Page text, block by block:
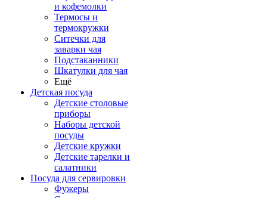
и кофемолки
Термосы и
термокружки
Ситечки для
заварки чая
Подстаканники
Шкатулки для чая
Ещё
Детская посуда
Детские столовые
приборы
Наборы детской
посуды
Детские кружки
Детские тарелки и
салатники
Посуда для сервировки
Фужеры